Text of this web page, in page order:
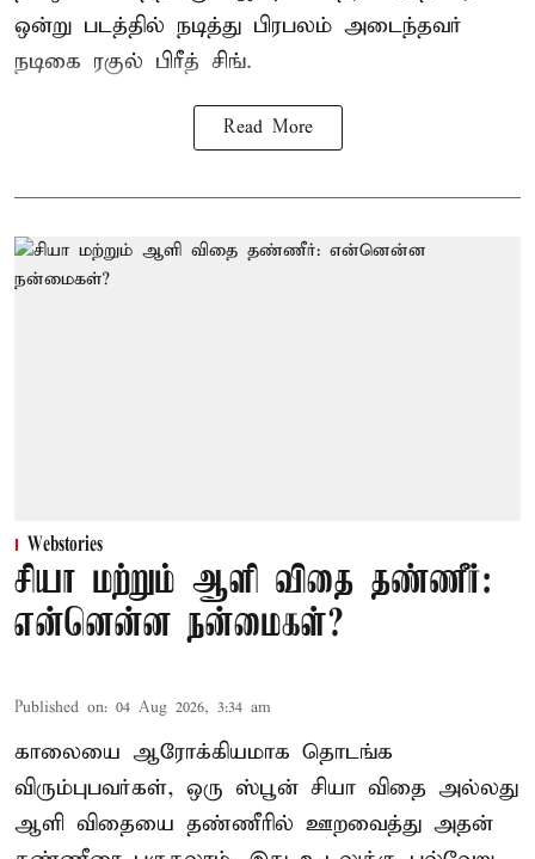
ஒன்று படத்தில் நடித்து பிரபலம் அடைந்தவர்
நடிகை ரகுல் பிரீத் சிங்.
Read More
Webstories
சியா மற்றும் ஆளி விதை தண்ணீர்:
என்னென்ன நன்மைகள்?
Published on: 04 Aug 2026, 3:34 am
காலையை ஆரோக்கியமாக தொடங்க
விரும்புபவர்கள், ஒரு ஸ்பூன் சியா விதை அல்லது
ஆளி விதையை தண்ணீரில் ஊறவைத்து அதன்